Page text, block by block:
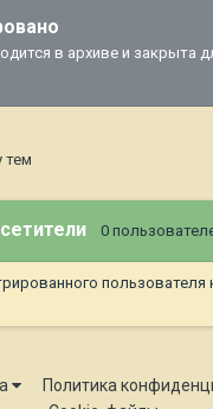
в архиве и закрыта
тем
0
пользователя
Политика